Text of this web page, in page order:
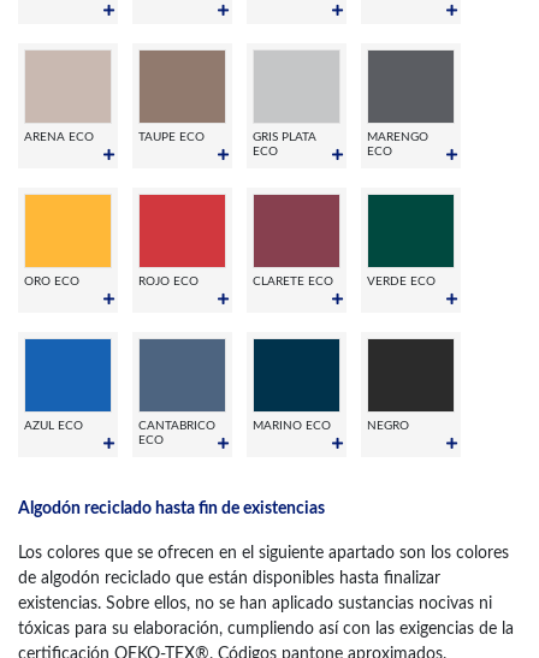
ARENA ECO TAUPE ECO
GRIS PLATA
ECO
MARENGO
ECO
ORO ECO ROJO ECO CLARETE ECO VERDE ECO
AZUL ECO
CANTABRICO
ECO
MARINO ECO NEGRO
Algodón reciclado hasta fin de existencias
Los colores que se ofrecen en el siguiente apartado son los colores
de algodón reciclado que están disponibles hasta finalizar
existencias. Sobre ellos, no se han aplicado sustancias nocivas ni
tóxicas para su elaboración, cumpliendo así con las exigencias de la
certificación OEKO-TEX®. Códigos pantone aproximados.